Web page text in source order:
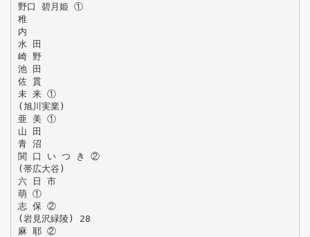
野口 碧月姫 ①
稚
内
水 田
崎 野
池 田
佐 貫
未 来 ①
(旭川実業)
亜 美 ①
山 田
青 沼
関 口 い つ き ②
(帯広大谷)
六 日 市
萌 ①
志 保 ②
(岩見沢緑陵) 28
麻 耶 ②